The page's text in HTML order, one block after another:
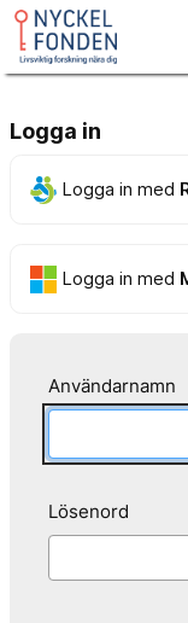
Logga in
Logga in med
Logga in med
Användarnamn
Lösenord